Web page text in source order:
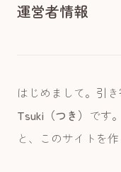
運営者情報
はじめまして。引
Tsuki（つき） です
と、このサイトを